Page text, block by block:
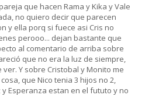
que hacen Rama y Kika y Vale
no quiero decir que parecen
y ella porq si fuece asi Cris no
perooo... dejan bastante que
al comentario de arriba sobre
que no era la luz de siempre,
Y sobre Cristobal y Monito me
que Nico tenia 3 hijos no 2,
y Esperanza estan en el fututo y no